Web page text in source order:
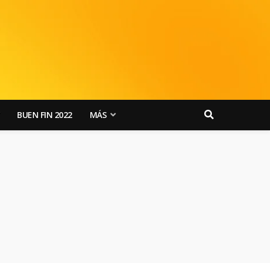
BUEN FIN 2022 MÁS